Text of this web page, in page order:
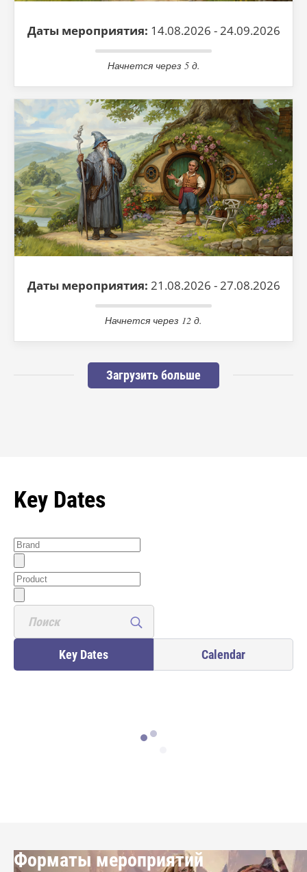
Даты мероприятия: 14.08.2026 - 24.09.2026
Начнется через 5 д.
Даты мероприятия: 21.08.2026 - 27.08.2026
Начнется через 12 д.
Загрузить больше
Key Dates
Key Dates Calendar
Loading...
Форматы мероприятий